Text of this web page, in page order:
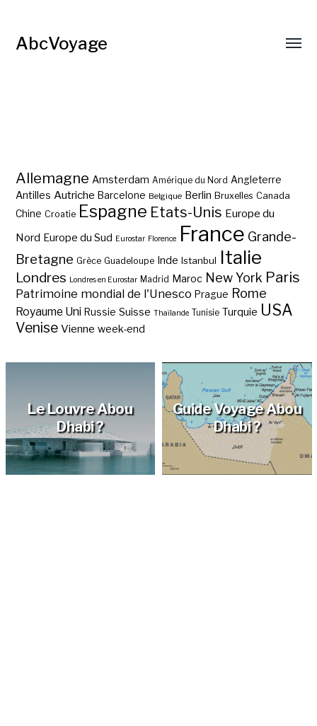
AbcVoyage
Allemagne Amsterdam Amérique du Nord Angleterre
Antilles Autriche Barcelone Belgique Berlin Bruxelles Canada
Chine Croatie Espagne Etats-Unis Europe du
Nord Europe du Sud Eurostar Florence France Grande-
Bretagne Grèce Guadeloupe Inde Istanbul Italie
Londres Londres en Eurostar Madrid Maroc New York Paris
Patrimoine mondial de l'Unesco Prague Rome
Royaume Uni Russie Suisse Thaïlande Tunisie Turquie USA
Venise Vienne week-end
Le Louvre Abou
Dhabi ?
Guide Voyage Abou
Dhabi ?